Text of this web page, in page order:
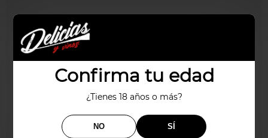
Confirma tu edad
¿Tienes 18 años o más?
NO SÍ